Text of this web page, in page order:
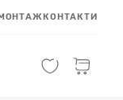
КОНТАКТИ